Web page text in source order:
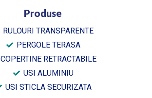
Produse
RULOURI TRANSPARENTE
PERGOLE TERASA
COPERTINE RETRACTABILE
USI ALUMINIU
USI STICLA SECURIZATA